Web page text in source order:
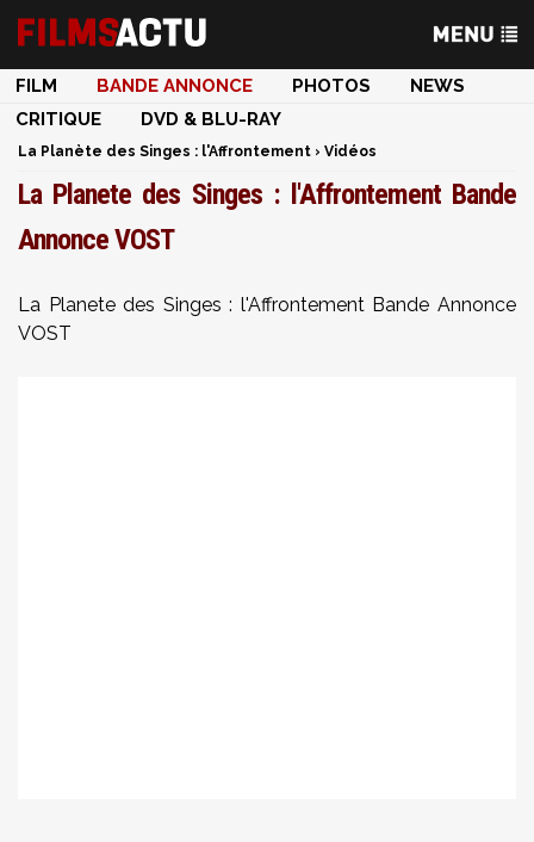
FILM BANDE ANNONCE PHOTOS
NEWS
CRITIQUE
DVD & BLU-RAY
La Planète des Singes : l'Affrontement › Vidéos
La Planete des Singes : l'Affrontement Bande
Annonce VOST
La Planete des Singes : l'Affrontement Bande Annonce
VOST